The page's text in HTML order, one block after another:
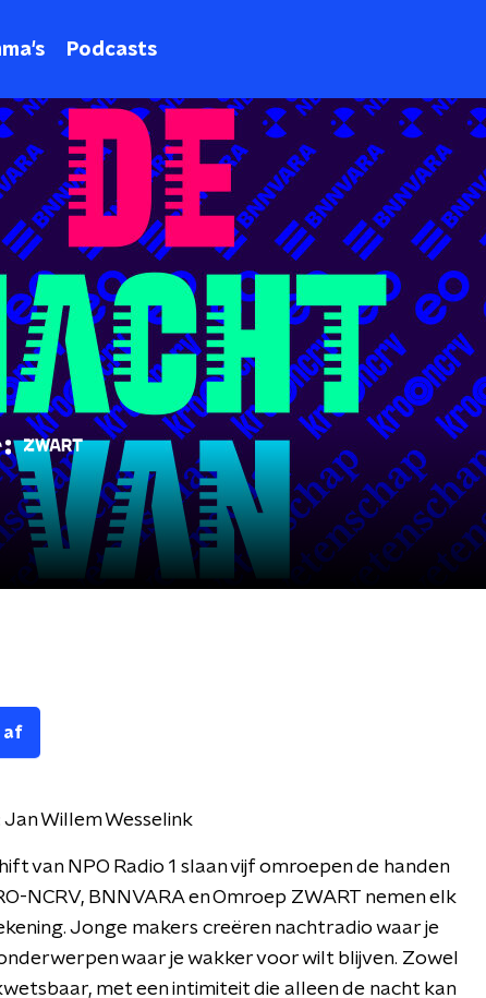
Podcasts
af
Jan Willem Wesselink
van NPO Radio 1 slaan vijf omroepen de handen
NCRV, BNNVARA en Omroep ZWART nemen elk
Jonge makers creëren nachtradio waar je
waar je wakker voor wilt blijven. Zowel
met een intimiteit die alleen de nacht kan